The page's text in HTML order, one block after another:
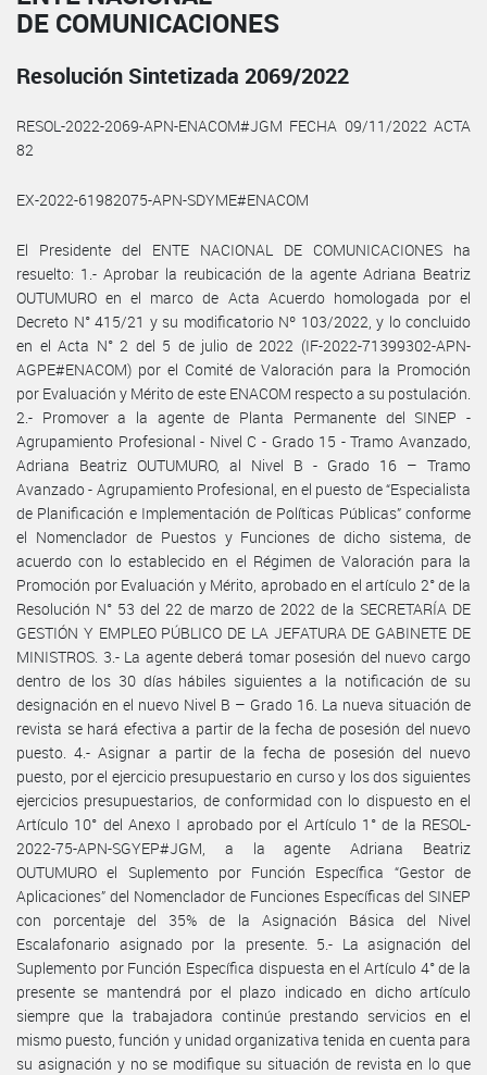
DE COMUNICACIONES
Resolución Sintetizada 2069/2022
RESOL-2022-2069-APN-ENACOM#JGM FECHA 09/11/2022 ACTA
82
EX-2022-61982075-APN-SDYME#ENACOM
El Presidente del ENTE NACIONAL DE COMUNICACIONES ha
resuelto: 1.- Aprobar la reubicación de la agente Adriana Beatriz
OUTUMURO en el marco de Acta Acuerdo homologada por el
Decreto N° 415/21 y su modificatorio Nº 103/2022, y lo concluido
en el Acta N° 2 del 5 de julio de 2022 (IF-2022-71399302-APN-
AGPE#ENACOM) por el Comité de Valoración para la Promoción
por Evaluación y Mérito de este ENACOM respecto a su postulación.
2.- Promover a la agente de Planta Permanente del SINEP -
Agrupamiento Profesional - Nivel C - Grado 15 - Tramo Avanzado,
Adriana Beatriz OUTUMURO, al Nivel B - Grado 16 – Tramo
Avanzado - Agrupamiento Profesional, en el puesto de “Especialista
de Planificación e Implementación de Políticas Públicas” conforme
el Nomenclador de Puestos y Funciones de dicho sistema, de
acuerdo con lo establecido en el Régimen de Valoración para la
Promoción por Evaluación y Mérito, aprobado en el artículo 2° de la
Resolución N° 53 del 22 de marzo de 2022 de la SECRETARÍA DE
GESTIÓN Y EMPLEO PÚBLICO DE LA JEFATURA DE GABINETE DE
MINISTROS. 3.- La agente deberá tomar posesión del nuevo cargo
dentro de los 30 días hábiles siguientes a la notificación de su
designación en el nuevo Nivel B – Grado 16. La nueva situación de
revista se hará efectiva a partir de la fecha de posesión del nuevo
puesto. 4.- Asignar a partir de la fecha de posesión del nuevo
puesto, por el ejercicio presupuestario en curso y los dos siguientes
ejercicios presupuestarios, de conformidad con lo dispuesto en el
Artículo 10° del Anexo I aprobado por el Artículo 1° de la RESOL-
2022-75-APN-SGYEP#JGM, a la agente Adriana Beatriz
OUTUMURO el Suplemento por Función Específica “Gestor de
Aplicaciones” del Nomenclador de Funciones Específicas del SINEP
con porcentaje del 35% de la Asignación Básica del Nivel
Escalafonario asignado por la presente. 5.- La asignación del
Suplemento por Función Específica dispuesta en el Artículo 4° de la
presente se mantendrá por el plazo indicado en dicho artículo
siempre que la trabajadora continúe prestando servicios en el
mismo puesto, función y unidad organizativa tenida en cuenta para
su asignación y no se modifique su situación de revista en lo que